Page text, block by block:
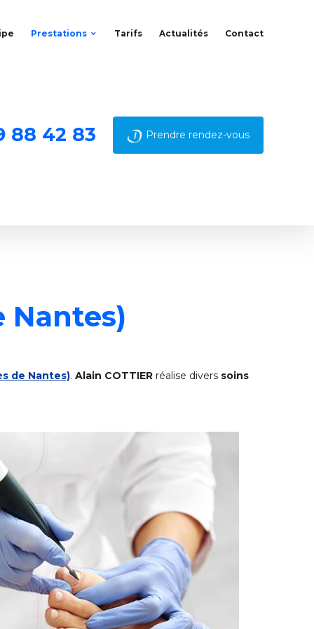
Prestations Tarifs Actualités Contact
88 42 83 Prendre rendez-vous
Nantes)
de Nantes). Alain COTTIER réalise divers soins